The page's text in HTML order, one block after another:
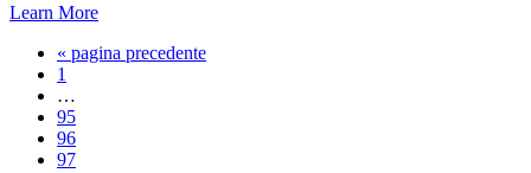
Vivaro
Learn More
« Vai
pagina precedente
Pagina
1
interim
omesse
…
Pagina
95
Pagina
96
Pagina
97